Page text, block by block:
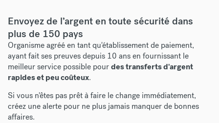
Envoyez de l’argent en toute sécurité dans
plus de 150 pays
Organisme agréé en tantqu'établissement de paiement,
ayant fait ses preuves depuis 10 ans en fournissant le
meilleur service possible pourdes transferts d'argent
rapides et peu coûteux.
Si vous n'êtes pas prêt à faire le change immédiatement,
créez une alerte pour ne plus jamais manquer de bonnes
affaires.